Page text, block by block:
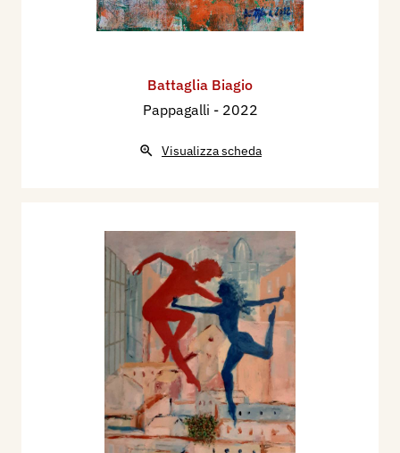
Battaglia Biagio
Pappagalli - 2022
Visualizza scheda